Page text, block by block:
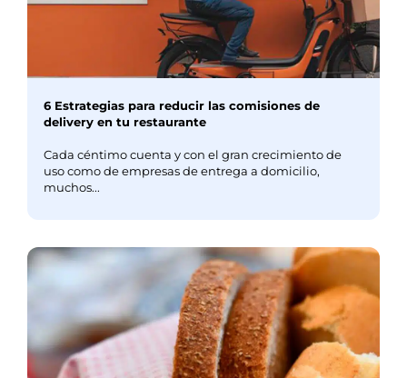
6 Estrategias para reducir las comisiones de
delivery en tu restaurante
Cada céntimo cuenta y con el gran crecimiento de
uso como de empresas de entrega a domicilio,
muchos...